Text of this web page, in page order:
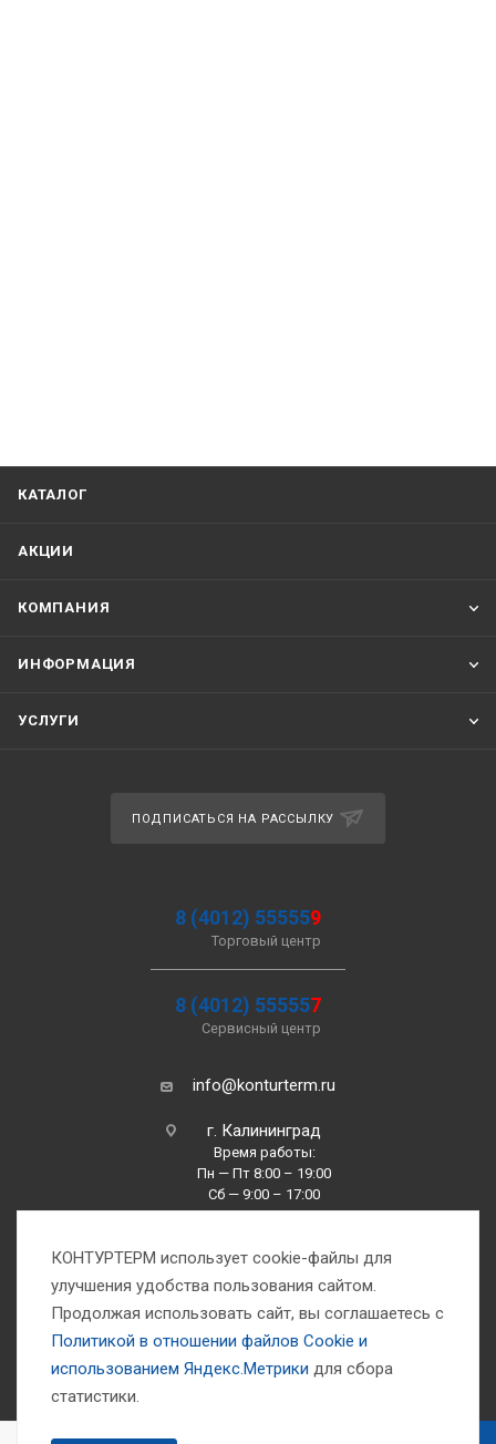
КАТАЛОГ
АКЦИИ
КОМПАНИЯ
ИНФОРМАЦИЯ
УСЛУГИ
ПОДПИСАТЬСЯ НА РАССЫЛКУ
8 (4012) 555559
Торговый центр
8 (4012) 555557
Сервисный центр
info@konturterm.ru
г. Калининград
Время работы:
Пн — Пт 8:00 – 19:00
Сб — 9:00 – 17:00
Вс —10:00 – 16:00
1993-2026 © Компания «Контуртерм» — инженерно-торговый центр
КОНТУРТЕРМ использует cookie-файлы для
улучшения удобства пользования сайтом.
Продолжая использовать сайт, вы соглашаетесь с
Политикой в отношении файлов Сookie и
использованием Яндекс.Метрики для сбора
статистики.